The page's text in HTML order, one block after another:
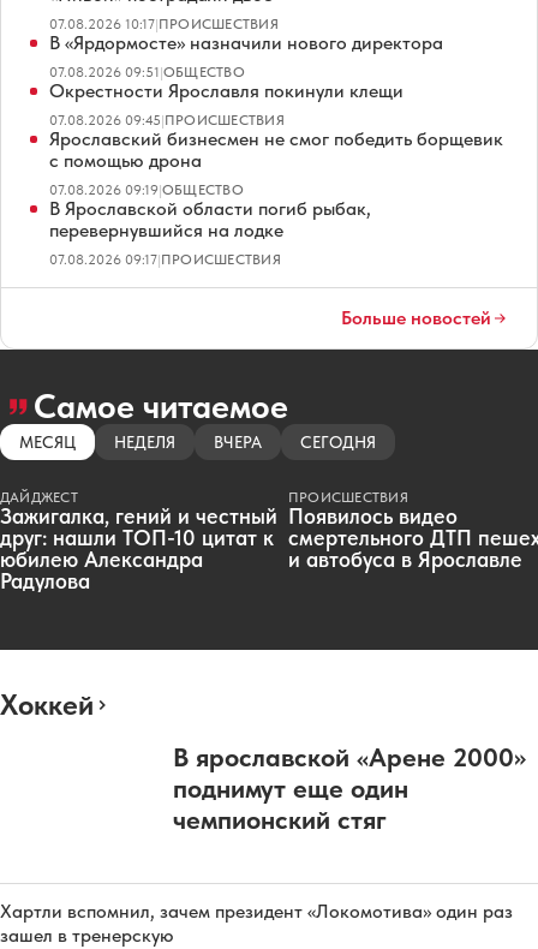
07.08.2026 10:17|ПРОИСШЕСТВИЯ
В «Ярдормосте» назначили нового директора
07.08.2026 09:51|ОБЩЕСТВО
Окрестности Ярославля покинули клещи
07.08.2026 09:45|ПРОИСШЕСТВИЯ
Ярославский бизнесмен не смог победить борщевик
с помощью дрона
07.08.2026 09:19|ОБЩЕСТВО
В Ярославской области погиб рыбак,
перевернувшийся на лодке
07.08.2026 09:17|ПРОИСШЕСТВИЯ
Больше новостей
Самое читаемое
МЕСЯЦ НЕДЕЛЯ ВЧЕРА СЕГОДНЯ
ДАЙДЖЕСТ
Зажигалка, гений и честный
друг: нашли ТОП-10 цитат к
юбилею Александра
Радулова
ПРОИСШЕСТВИЯ
Появилось видео
смертельного ДТП
и автобуса в Ярославле
Хоккей
В ярославской «Арене 2000»
поднимут еще один
чемпионский стяг
Хартли вспомнил, зачем президент «Локомотива» один раз
зашел в тренерскую